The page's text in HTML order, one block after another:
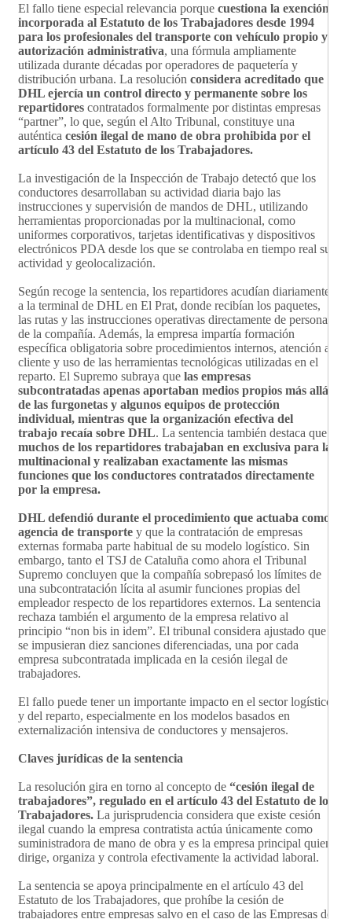
El fallo tiene especial relevancia porque cuestiona la exención
incorporada al Estatuto de los Trabajadores desde 1994
para los profesionales del transporte con vehículo propio y
autorización administrativa, una fórmula ampliamente
utilizada durante décadas por operadores de paquetería y
distribución urbana. La resolución considera acreditado que
DHL ejercía un control directo y permanente sobre los
repartidores contratados formalmente por distintas empresas
“partner”, lo que, según el Alto Tribunal, constituye una
auténtica cesión ilegal de mano de obra prohibida por el
artículo 43 del Estatuto de los Trabajadores.
La investigación de la Inspección de Trabajo detectó que los
conductores desarrollaban su actividad diaria bajo las
instrucciones y supervisión de mandos de DHL, utilizando
herramientas proporcionadas por la multinacional, como
uniformes corporativos, tarjetas identificativas y dispositivos
electrónicos PDA desde los que se controlaba en tiempo real su
actividad y geolocalización.
Según recoge la sentencia, los repartidores acudían diariamente
a la terminal de DHL en El Prat, donde recibían los paquetes,
las rutas y las instrucciones operativas directamente de personal
de la compañía. Además, la empresa impartía formación
específica obligatoria sobre procedimientos internos, atención al
cliente y uso de las herramientas tecnológicas utilizadas en el
reparto. El Supremo subraya que las empresas
subcontratadas apenas aportaban medios propios más allá
de las furgonetas y algunos equipos de protección
individual, mientras que la organización efectiva del
trabajo recaía sobre DHL. La sentencia también destaca que
muchos de los repartidores trabajaban en exclusiva para la
multinacional y realizaban exactamente las mismas
funciones que los conductores contratados directamente
por la empresa.
DHL defendió durante el procedimiento que actuaba como
agencia de transporte y que la contratación de empresas
externas formaba parte habitual de su modelo logístico. Sin
embargo, tanto el TSJ de Cataluña como ahora el Tribunal
Supremo concluyen que la compañía sobrepasó los límites de
una subcontratación lícita al asumir funciones propias del
empleador respecto de los repartidores externos. La sentencia
rechaza también el argumento de la empresa relativo al
principio “non bis in idem”. El tribunal considera ajustado que
se impusieran diez sanciones diferenciadas, una por cada
empresa subcontratada implicada en la cesión ilegal de
trabajadores.
El fallo puede tener un importante impacto en el sector logístico
y del reparto, especialmente en los modelos basados en
externalización intensiva de conductores y mensajeros.
Claves jurídicas de la sentencia
La resolución gira en torno al concepto de “cesión ilegal de
trabajadores”, regulado en el artículo 43 del Estatuto de los
Trabajadores. La jurisprudencia considera que existe cesión
ilegal cuando la empresa contratista actúa únicamente como
suministradora de mano de obra y es la empresa principal quien
dirige, organiza y controla efectivamente la actividad laboral.
La sentencia se apoya principalmente en el artículo 43 del
Estatuto de los Trabajadores, que prohíbe la cesión de
trabajadores entre empresas salvo en el caso de las Empresas de